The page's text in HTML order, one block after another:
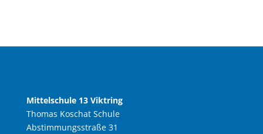
Mittelschule 13 Viktring
Thomas Koschat Schule
Abstimmungsstraße 31